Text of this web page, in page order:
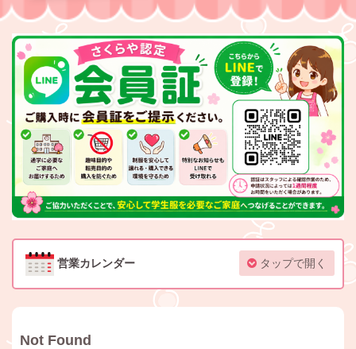
営業カレンダー タップで開く
Not Found